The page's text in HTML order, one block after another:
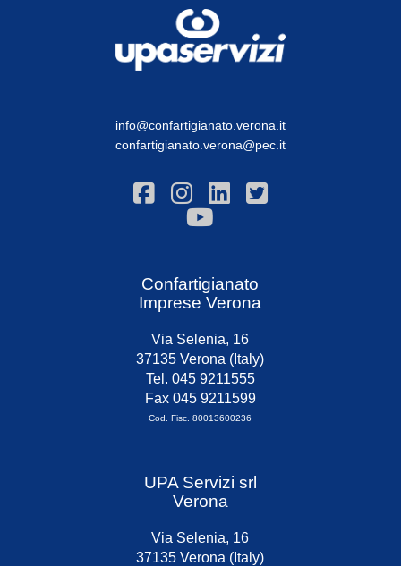
info@confartigianato.verona.it
confartigianato.verona@pec.it
Confartigianato
Imprese Verona
Via Selenia, 16
37135 Verona (Italy)
Tel. 045 9211555
Fax 045 9211599
Cod. Fisc. 80013600236
UPA Servizi srl
Verona
Via Selenia, 16
37135 Verona (Italy)